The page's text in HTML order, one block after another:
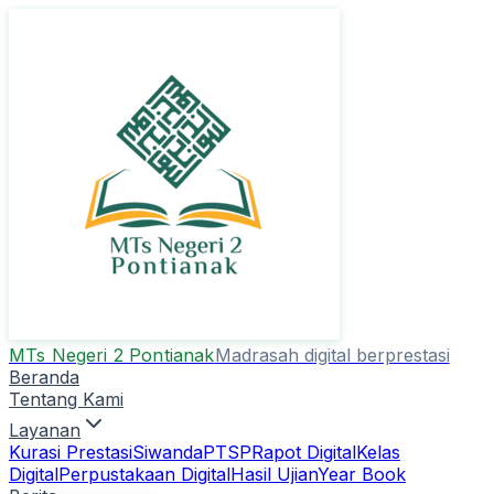
MTs Negeri 2 PontianakMadrasah digital berprestasi
Beranda
Tentang Kami
Layanan
Kurasi PrestasiSiwandaPTSPRapot DigitalKelas
DigitalPerpustakaan DigitalHasil UjianYear Book